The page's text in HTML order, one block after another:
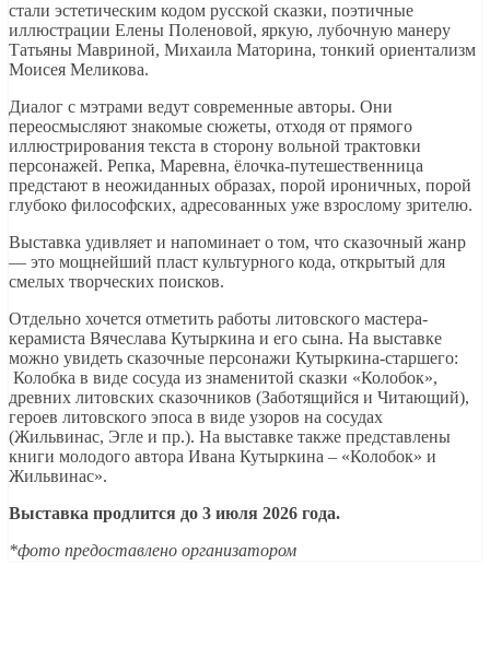
стали эстетическим кодом русской сказки, поэтичные
иллюстрации Елены Поленовой, яркую, лубочную манеру
Татьяны Мавриной, Михаила Маторина, тонкий ориентализм
Моисея Меликова.
Диалог с мэтрами ведут современные авторы. Они
переосмысляют знакомые сюжеты, отходя от прямого
иллюстрирования текста в сторону вольной трактовки
персонажей. Репка, Маревна, ёлочка-путешественница
предстают в неожиданных образах, порой ироничных, порой
глубоко философских, адресованных уже взрослому зрителю.
Выставка удивляет и напоминает о том, что сказочный жанр
— это мощнейший пласт культурного кода, открытый для
смелых творческих поисков.
Отдельно хочется отметить работы литовского мастера-
керамиста Вячеслава Кутыркина и его сына. На выставке
можно увидеть сказочные персонажи Кутыркина-старшего:
Колобка в виде сосуда из знаменитой сказки «Колобок»,
древних литовских сказочников (Заботящийся и Читающий),
героев литовского эпоса в виде узоров на сосудах
(Жильвинас, Эгле и пр.). На выставке также представлены
книги молодого автора Ивана Кутыркина – «Колобок» и
Жильвинас».
Выставка продлится до 3 июля 2026 года.
*фото предоставлено организатором